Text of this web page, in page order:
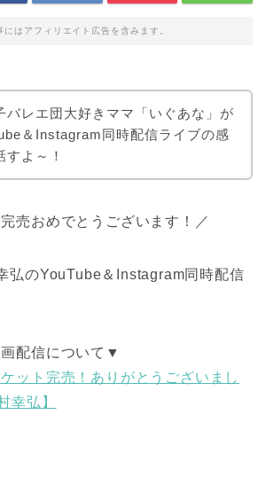
はアフィリエイト広告を含みます。
バレエ団大好きママ「いぐあな」が
＆Instagram同時配信ライブの感
すよ～！
売おめでとうございます！／
弘のYouTube＆Instagram同時配信
配信について▼
ケット完売！ありがとうございまし
幸弘】